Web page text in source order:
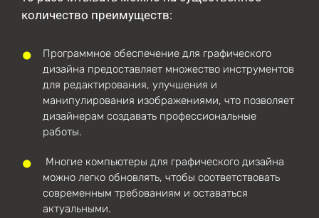
количество преимуществ:
Программное обеспечение для графического
дизайна предоставляет множество инструментов
для редактирования, улучшения и
манипулирования изображениями, что позволяет
дизайнерам создавать профессиональные
работы.
Многие компьютеры для графического дизайна
можно легко обновлять, чтобы соответствовать
современным требованиям и оставаться
актуальными.